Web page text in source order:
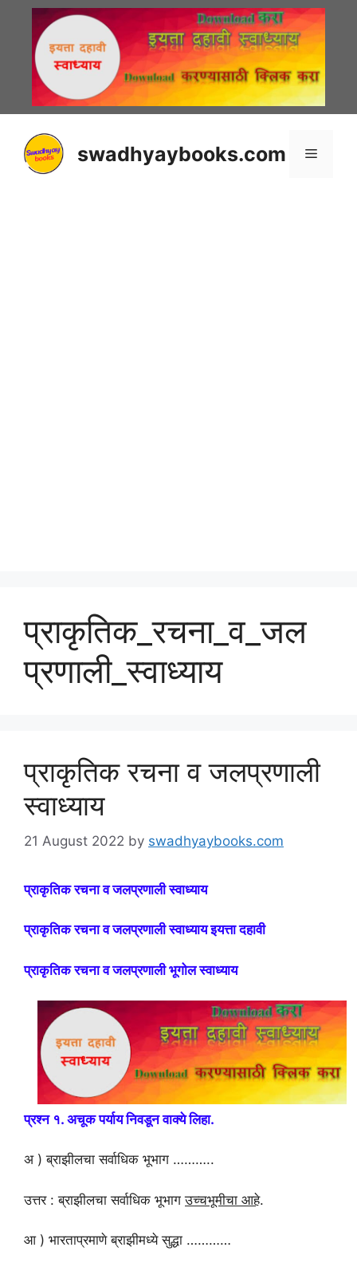
content
swadhyaybooks.com Menu
प्राकृतिक_रचना_व_जल
प्रणाली_स्वाध्याय
प्राकृतिक रचना व जलप्रणाली
स्वाध्याय
21 August 2022 by swadhyaybooks.com
प्राकृतिक रचना व जलप्रणाली स्वाध्याय
प्राकृतिक रचना व जलप्रणाली स्वाध्याय इयत्ता दहावी
प्राकृतिक रचना व जलप्रणाली भूगोल स्वाध्याय
प्रश्न १. अचूक पर्याय निवडून वाक्ये लिहा.
अ ) ब्राझीलचा सर्वाधिक भूभाग ………..
उत्तर : ब्राझीलचा सर्वाधिक भूभागउच्चभूमीचा आहे.
आ ) भारताप्रमाणे ब्राझीमध्ये सुद्धा …………